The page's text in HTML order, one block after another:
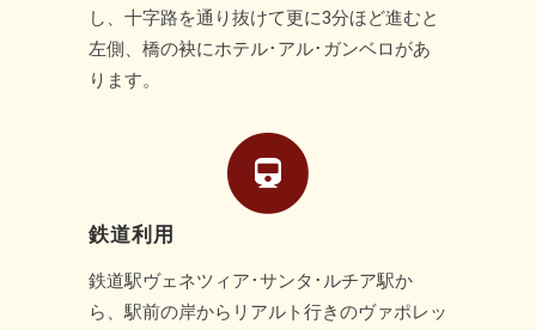
し、十字路を通り抜けて更に3分ほど進むと
左側、橋の袂にホテル･アル･ガンベロがあ
ります。
鉄道利用
鉄道駅ヴェネツィア･サンタ･ルチア駅か
ら、駅前の岸からリアルト行きのヴァポレッ